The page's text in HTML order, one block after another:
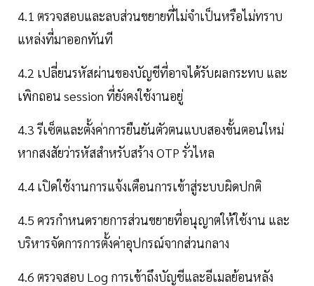
4.1 ตรวจสอบและลบส่วนขยายที่ไม่จำเป็นหรือไม่ทราบ
แหล่งที่มาออกทันที
4.2 เปลี่ยนรหัสผ่านของบัญชีที่อาจได้รับผลกระทบ และ
เพิกถอน session ที่ยังคงใช้งานอยู่
4.3 รีเซ็ตและตั้งค่าการยืนยันตัวตนแบบสองขั้นตอนใหม่
หากสงสัยว่ารหัสสำหรับสร้าง OTP รั่วไหล
4.4 เปิดใช้งานการแจ้งเตือนการเข้าสู่ระบบผิดปกติ
4.5 ควรกำหนดรายการส่วนขยายที่อนุญาตให้ใช้งาน และ
บริหารจัดการการตั้งค่าอุปกรณ์จากส่วนกลาง
4.6 ตรวจสอบ Log การเข้าถึงบัญชีและอีเมลย้อนหลัง